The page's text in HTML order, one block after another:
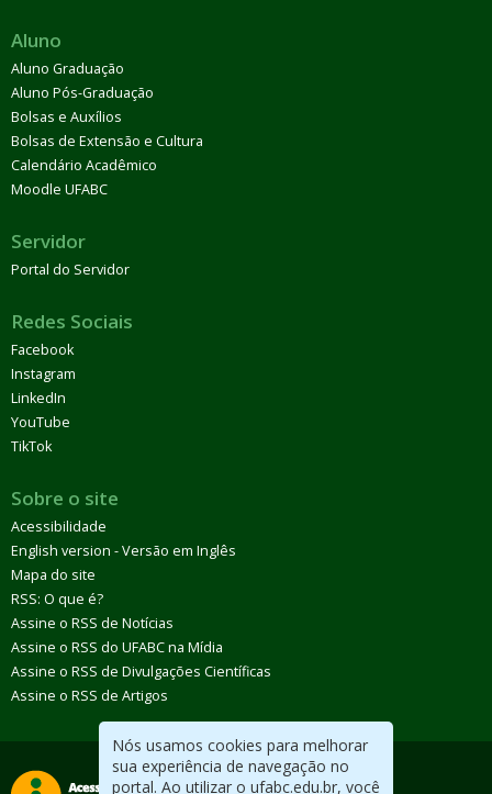
Nós usamos cookies para melhorar
sua experiência de navegação no
portal. Ao utilizar o ufabc.edu.br, você
Aluno
Aluno Graduação
Aluno Pós-Graduação
Bolsas e Auxílios
Bolsas de Extensão e Cultura
Calendário Acadêmico
Moodle UFABC
Servidor
Portal do Servidor
Redes Sociais
Facebook
Instagram
LinkedIn
YouTube
TikTok
Sobre o site
Acessibilidade
English version - Versão em Inglês
Mapa do site
RSS: O que é?
Assine o RSS de Notícias
Assine o RSS do UFABC na Mídia
Assine o RSS de Divulgações Científicas
Assine o RSS de Artigos